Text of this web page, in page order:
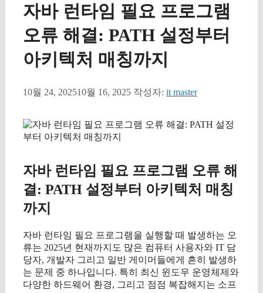
자바 런타임 필요 프로그램
오류 해결: PATH 설정부터
아키텍처 매칭까지
10월 24, 202510월 16, 2025 작성자: it master
자바 런타임 필요 프로그램 오류 해
결: PATH 설정부터 아키텍처 매칭
까지
자바 런타임 필요 프로그램을 실행할 때 발생하는 오
류는 2025년 현재까지도 많은 컴퓨터 사용자와 IT 담
당자, 개발자 그리고 일반 게이머들에게 흔히 발생하
는 문제 중 하나입니다. 특히 최신 윈도우 운영체제와
다양한 하드웨어 환경, 그리고 점점 복잡해지는 소프